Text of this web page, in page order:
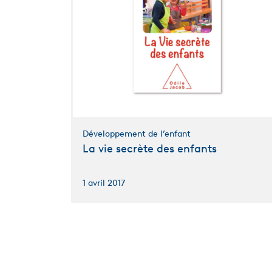
Développement de l’enfant
La vie secrète des enfants
1 avril 2017